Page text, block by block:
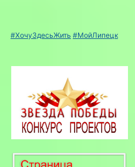
#ХочуЗдесьЖить #МойЛипецк